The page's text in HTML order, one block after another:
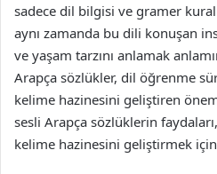
sadece dil bilgisi ve gramer
aynı zamanda bu dili konuşan
ve yaşam tarzını anlamak
Arapça sözlükler, dil öğrenme
kelime hazinesini geliştiren
sesli Arapça sözlüklerin
kelime hazinesini geliştirmek için